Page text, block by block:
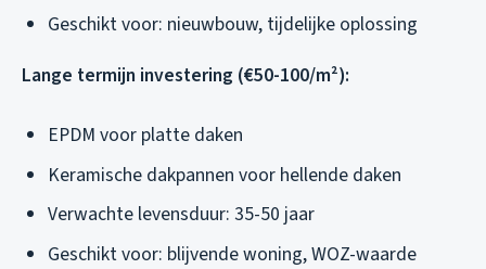
Geschikt voor: nieuwbouw, tijdelijke oplossing
Lange termijn investering (€50-100/m²):
EPDM voor platte daken
Keramische dakpannen voor hellende daken
Verwachte levensduur: 35-50 jaar
Geschikt voor: blijvende woning, WOZ-waarde